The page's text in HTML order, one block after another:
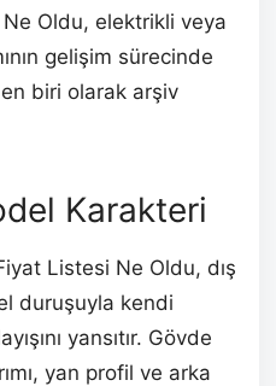
Oldu, elektrikli veya
gelişim sürecinde
biri olarak arşiv
Karakteri
Listesi Ne Oldu, dış
duruşuyla kendi
yansıtır. Gövde
yan profil ve arka